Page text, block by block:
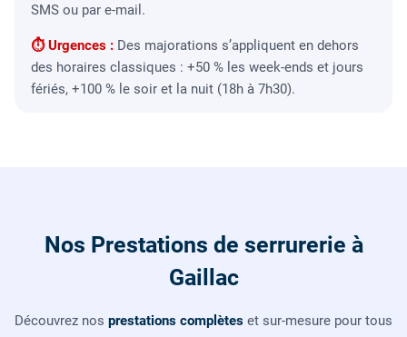
SMS ou par e-mail.
⏱ Urgences : Des majorations s’appliquent en dehors
des horaires classiques : +50 % les week-ends et jours
fériés, +100 % le soir et la nuit (18h à 7h30).
Nos Prestations de serrurerie à
Gaillac
Découvrez nos prestations complètes et sur-mesure pour tous